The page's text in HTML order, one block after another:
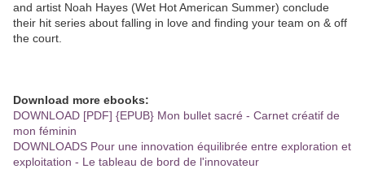
and artist Noah Hayes (Wet Hot American Summer) conclude
their hit series about falling in love and finding your team on & off
the court.
Download more ebooks:
DOWNLOAD [PDF] {EPUB} Mon bullet sacré - Carnet créatif de
mon féminin
DOWNLOADS Pour une innovation équilibrée entre exploration et
exploitation - Le tableau de bord de l'innovateur